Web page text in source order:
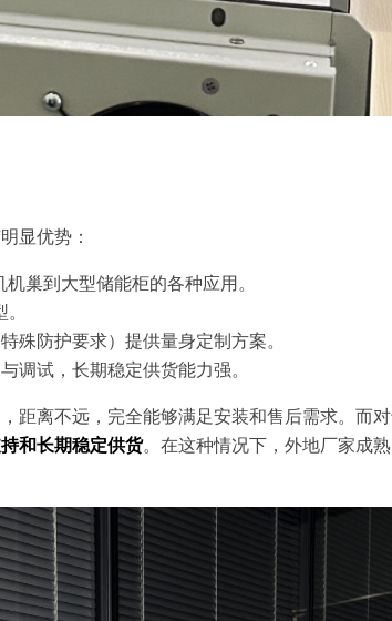
显优势：
巢到大型储能柜的各种应用。
殊防护要求）提供量身定制方案。
调试，长期稳定供货能力强。
距离不远，完全能够满足安装和售后需求。而
和长期稳定供货。在这种情况下，外地厂家成